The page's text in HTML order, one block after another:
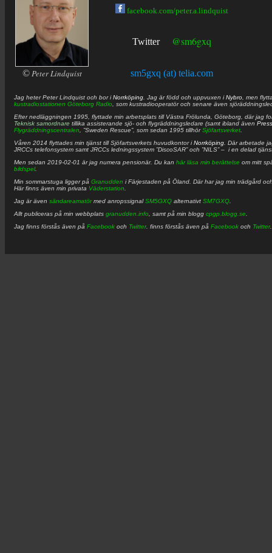
© Peter Lindquist
facebook.com/peter.a.lindquist
Twitter @sm6gxq
sm5gxq (at) telia.com
Jag heterPeter Lindquist och bor iNorrköping . Jag är född och uppvuxen iNybro , men
kustradiostationen Göteborg Radio , som kustradiooperatör och senare även
Efter nedläggningen 1995, flyttade min arbetsplats till Västra Frölunda, Göteborg, där jag
Teknisk samordnare tillika assisterande sjö- och flygräddningsledare (samt ibland även
Flygräddningscentralen , ”Sweden Rescue”, som sedan 1995 tillhörSjöfartsverket
Våren 2014 flyttades min tjänst till Sjöfartsverkets huvudkontor iNorrköping . Där arbetade
JRCCs telefonsystem samt JRCCs ledningssystem ”DiscoSAR” och ”NILS” – i en delad
Men sedan 2019-02-01 är jag numera pensionär. Du kan här läsa min berättelse om mitt
bildspel.
Min sommarstuga ligger på Granudden i Färjestaden på Öland. Där har jag min trädgård
Här finns även min privata Väderstation
Jag är även sändareamatörmed anropssignalSM5GXQ alternativt SM7GXQ
Allt publiceras på min webbplats granudden.info , samt på min blogg cpgp.blogg.se
Jag finns förstås även på Facebook och Twitter. finns förstås även på Facebook och Twitter.